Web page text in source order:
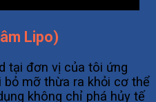
Lipo)
tại đơn vị của tôi ứng
mỡ thừa ra khỏi cơ thể
không chỉ phá hủy tế